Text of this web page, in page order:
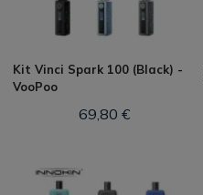
Kit Vinci Spark 100 (Black) -
VooPoo
69,80 €